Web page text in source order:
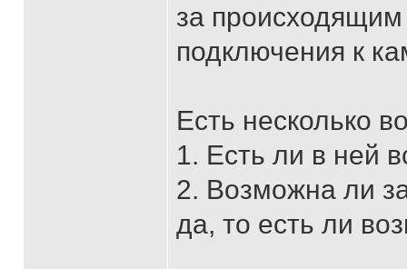
за
подключения к
Есть несколько
1. Есть ли в ней
2. Возможна ли
да, то есть ли